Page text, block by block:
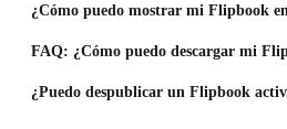
FAQ: ¿Cómo puedo descargar mi
¿Puedo despublicar un Flipbook